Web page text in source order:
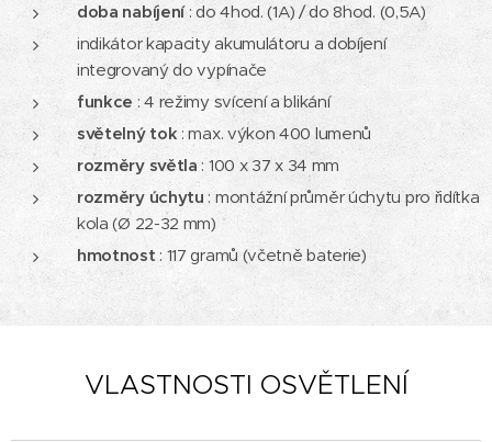
doba nabíjení: do 4hod. (1A) / do 8hod. (0,5A)
indikátor kapacity akumulátoru a dobíjení
integrovaný do vypínače
funkce : 4 režimy svícení a blikání
světelný tok : max. výkon 400 lumenů
rozměry světla: 100 x 37 x 34 mm
rozměry úchytu : montážní průměr úchytu pro řidítka
kola (Ø 22-32 mm)
hmotnost: 117 gramů (včetně baterie)
VLASTNOSTI OSVĚTLENÍ